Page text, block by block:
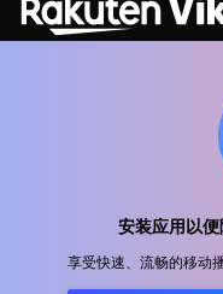
安装应用以
享受快速、流畅的移动
发行合作